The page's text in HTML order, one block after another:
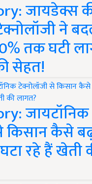
जायडेक्स
ने
तक घटी
सेहत!
जायटॉनिक
किसान कैसे
रहे हैं खेती